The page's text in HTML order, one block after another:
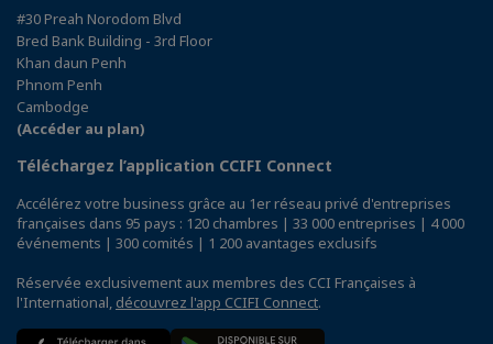
#30 Preah Norodom Blvd
Bred Bank Building - 3rd Floor
Khan daun Penh
Phnom Penh
Cambodge
(Accéder au plan)
Téléchargez l’application CCIFI Connect
Accélérez votre business grâce au 1er réseau privé d'entreprises
françaises dans 95 pays : 120 chambres | 33 000 entreprises | 4 000
événements | 300 comités | 1 200 avantages exclusifs
Réservée exclusivement aux membres des CCI Françaises à
l'International, découvrez l'app CCIFI Connect.